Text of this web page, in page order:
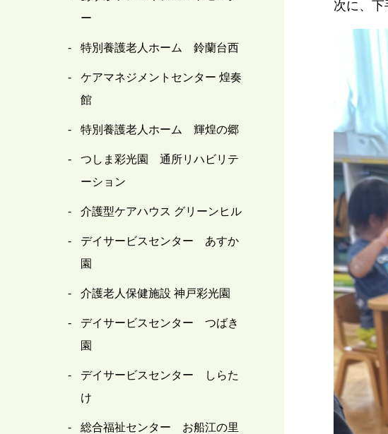
ー
特別養護老人ホーム 鈴蘭台西
ケアマネジメントセンター 煌奏
館
特別養護老人ホーム 輝煌の郷
つしま彩光園 通所リハビリテ
ーション
介護型ケアハウス グリーンヒル
デイサービスセンター あすか
園
介護老人保健施設 神戸彩光園
デイサービスセンター つばき
園
デイサービスセンター しらた
け
総合福祉センター お船江の里
次に、